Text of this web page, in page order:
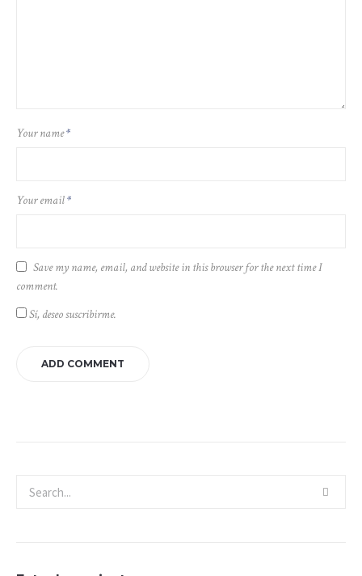
Your name*
Your email*
Save my name, email, and website in this browser for the next time I
comment.
Sí, deseo suscribirme.